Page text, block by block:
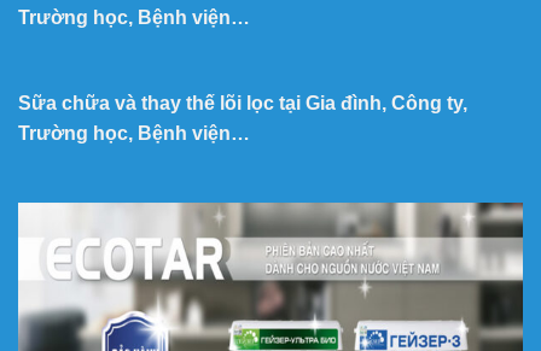
Trường học, Bệnh viện…
Sữa chữa và thay thế lõi lọc tại Gia đình, Công ty,
Trường học, Bệnh viện…